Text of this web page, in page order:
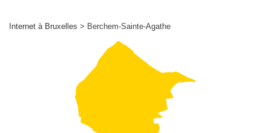
Internet à Bruxelles > Berchem-Sainte-Agathe